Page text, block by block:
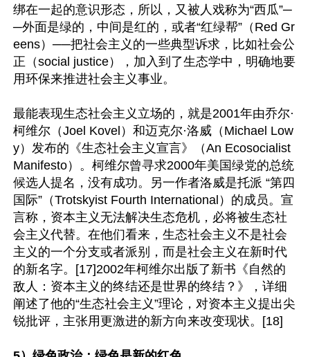
绑在一起的意识形态，所以，又被人戏称为“西瓜”─
─外面是绿的，中间是红的，或者“红绿帮”（Red Gr
eens）──把社会主义的一些典型诉求，比如社会公
正（social justice），加入到了生态学中，明确地要
用环保来推进社会主义事业。
最能表现生态社会主义立场的，就是2001年由乔尔·
柯维尔（Joel Kovel）和迈克尔·洛威（Michael Low
y）发布的《生态社会主义宣言》（An Ecosocialist
Manifesto）。柯维尔曾寻求2000年美国绿党的总统
候选人提名，没有成功。另一作者洛威是托派 “第四
国际”（Trotskyist Fourth International）的成员。宣
言称，资本主义无法解决生态危机，必将被生态社
会主义代替。在他们看来，生态社会主义不是社会
主义的一个分支或者派别，而是社会主义在新时代
的新名字。[17]2002年柯维尔出版了新书《自然的
敌人：资本主义的终结还是世界的终结？》，详细
阐述了他的“生态社会主义”理论，对资本主义提出尖
锐批评，主张用更激进的新方向来改变现状。[18]